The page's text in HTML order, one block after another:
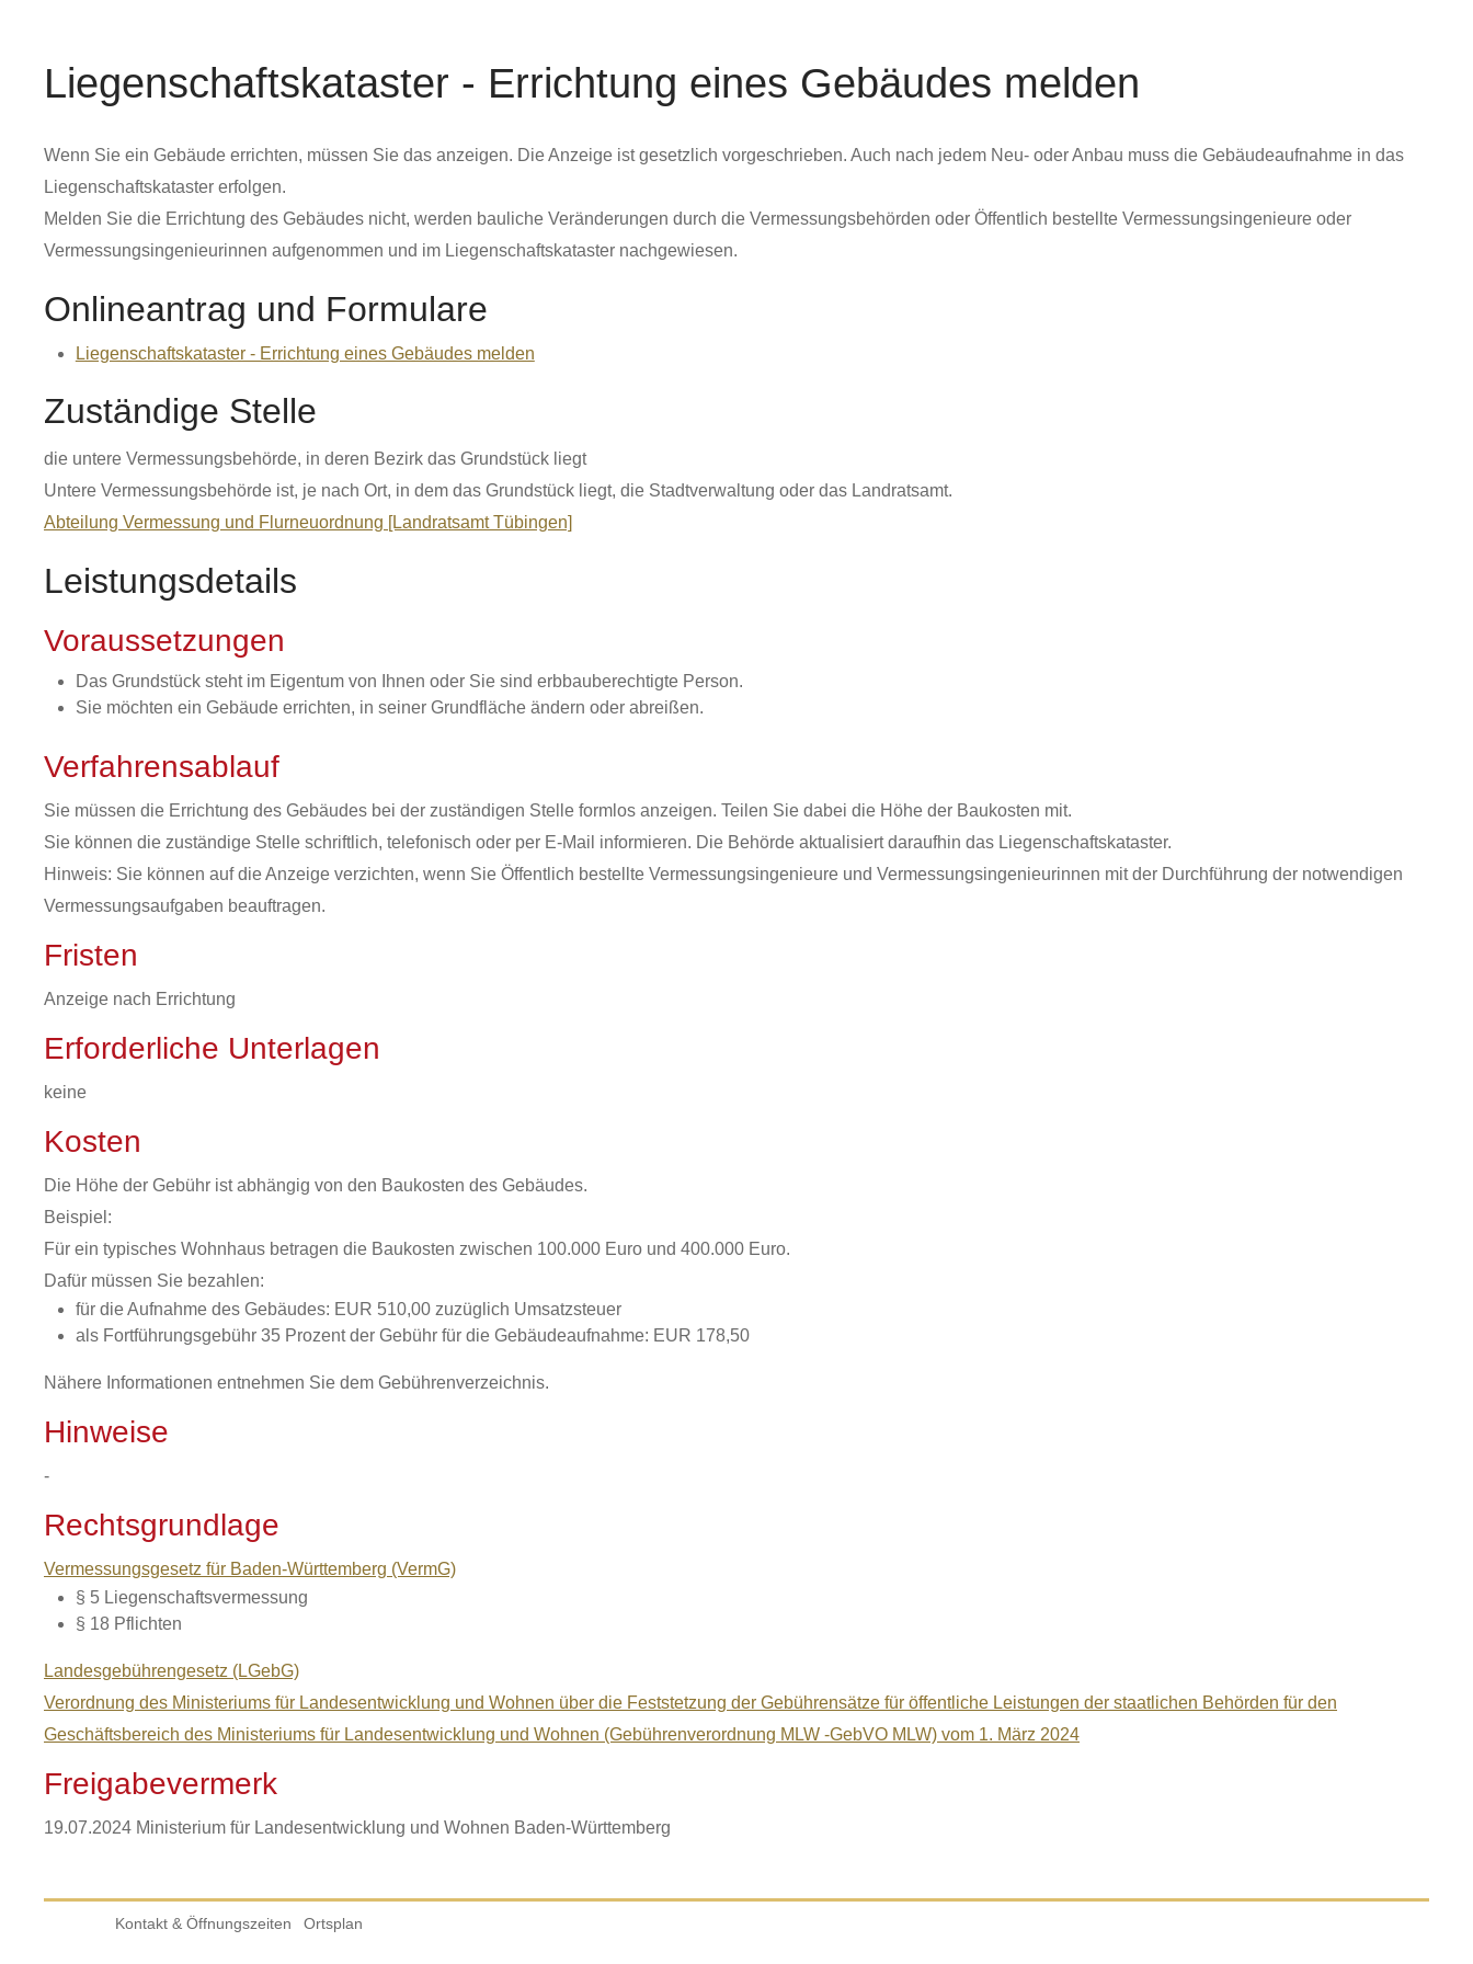
Liegenschaftskataster - Errichtung eines Gebäudes melden
Wenn Sie ein Gebäude errichten, müssen Sie das anzeigen. Die Anzeige ist gesetzlich vorgeschrieben. Auch nach jedem Neu- oder Anbau muss die Gebäudeaufnahme in das
Liegenschaftskataster erfolgen.
Melden Sie die Errichtung des Gebäudes nicht, werden bauliche Veränderungen durch die Vermessungsbehörden oder Öffentlich bestellte Vermessungsingenieure oder
Vermessungsingenieurinnen aufgenommen und im Liegenschaftskataster nachgewiesen.
Onlineantrag und Formulare
Liegenschaftskataster - Errichtung eines Gebäudes melden
Zuständige Stelle
die untere Vermessungsbehörde, in deren Bezirk das Grundstück liegt
Untere Vermessungsbehörde ist, je nach Ort, in dem das Grundstück liegt, die Stadtverwaltung oder das Landratsamt.
Abteilung Vermessung und Flurneuordnung [Landratsamt Tübingen]
Leistungsdetails
Voraussetzungen
Das Grundstück steht im Eigentum von Ihnen oder Sie sind erbbauberechtigte Person.
Sie möchten ein Gebäude errichten, in seiner Grundfläche ändern oder abreißen.
Verfahrensablauf
Sie müssen die Errichtung des Gebäudes bei der zuständigen Stelle formlos anzeigen. Teilen Sie dabei die Höhe der Baukosten mit.
Sie können die zuständige Stelle schriftlich, telefonisch oder per E-Mail informieren. Die Behörde aktualisiert daraufhin das Liegenschaftskataster.
Hinweis: Sie können auf die Anzeige verzichten, wenn Sie Öffentlich bestellte Vermessungsingenieure und Vermessungsingenieurinnen mit der Durchführung der notwendigen
Vermessungsaufgaben beauftragen.
Fristen
Anzeige nach Errichtung
Erforderliche Unterlagen
keine
Kosten
Die Höhe der Gebühr ist abhängig von den Baukosten des Gebäudes.
Beispiel:
Für ein typisches Wohnhaus betragen die Baukosten zwischen 100.000 Euro und 400.000 Euro.
Dafür müssen Sie bezahlen:
für die Aufnahme des Gebäudes: EUR 510,00 zuzüglich Umsatzsteuer
als Fortführungsgebühr 35 Prozent der Gebühr für die Gebäudeaufnahme: EUR 178,50
Nähere Informationen entnehmen Sie dem Gebührenverzeichnis.
Hinweise
-
Rechtsgrundlage
Vermessungsgesetz für Baden-Württemberg (VermG)
§ 5 Liegenschaftsvermessung
§ 18 Pflichten
Landesgebührengesetz (LGebG)
Verordnung des Ministeriums für Landesentwicklung und Wohnen über die Feststetzung der Gebührensätze für öffentliche Leistungen der staatlichen Behörden für den
Geschäftsbereich des Ministeriums für Landesentwicklung und Wohnen (Gebührenverordnung MLW -GebVO MLW) vom 1. März 2024
Freigabevermerk
19.07.2024 Ministerium für Landesentwicklung und Wohnen Baden-Württemberg
Kontakt & Öffnungszeiten Ortsplan